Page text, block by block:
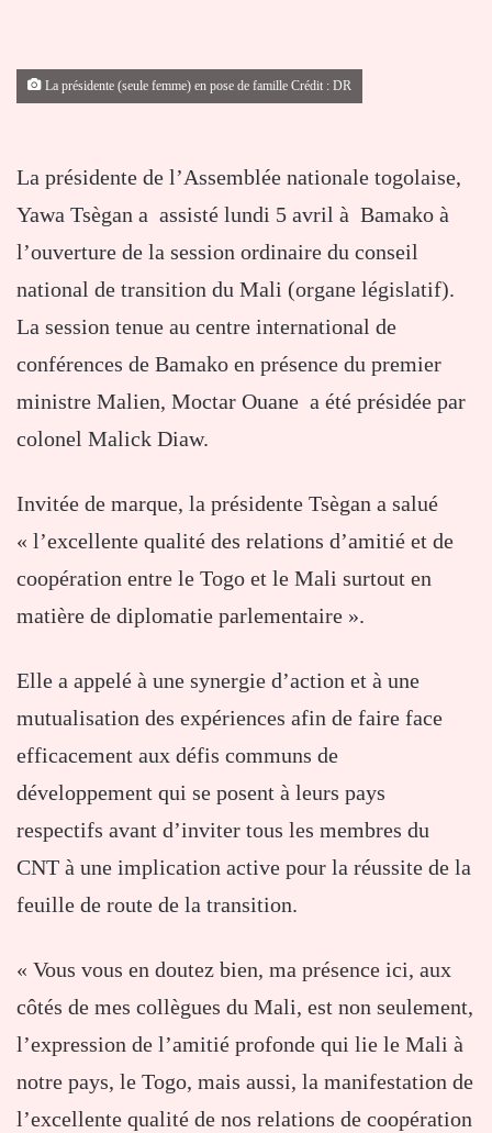
La présidente (seule femme) en pose de famille Crédit : DR
La présidente de l’Assemblée nationale togolaise,
Yawa Tsègan a assisté lundi 5 avril à Bamako à
l’ouverture de la session ordinaire du conseil
national de transition du Mali (organe législatif).
La session tenue au centre international de
conférences de Bamako en présence du premier
ministre Malien, Moctar Ouane a été présidée par
colonel Malick Diaw.
Invitée de marque, la présidente Tsègan a salué
« l’excellente qualité des relations d’amitié et de
coopération entre le Togo et le Mali surtout en
matière de diplomatie parlementaire ».
Elle a appelé à une synergie d’action et à une
mutualisation des expériences afin de faire face
efficacement aux défis communs de
développement qui se posent à leurs pays
respectifs avant d’inviter tous les membres du
CNT à une implication active pour la réussite de la
feuille de route de la transition.
« Vous vous en doutez bien, ma présence ici, aux
côtés de mes collègues du Mali, est non seulement,
l’expression de l’amitié profonde qui lie le Mali à
notre pays, le Togo, mais aussi, la manifestation de
l’excellente qualité de nos relations de coopération